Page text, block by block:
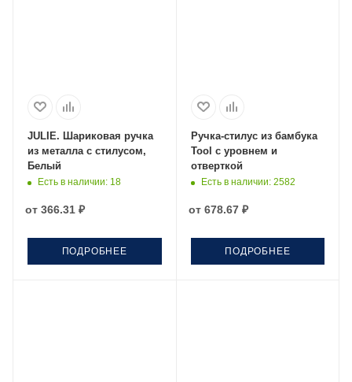
JULIE. Шариковая ручка
из металла с стилусом,
Белый
Есть в наличии: 18
от 366.31 ₽
ПОДРОБНЕЕ
Ручка-стилус из бамбука
Tool с уровнем и
отверткой
Есть в наличии: 2582
от 678.67 ₽
ПОДРОБНЕЕ